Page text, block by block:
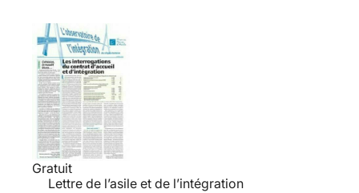
Gratuit
Lettre de l’asile et de l’intégration